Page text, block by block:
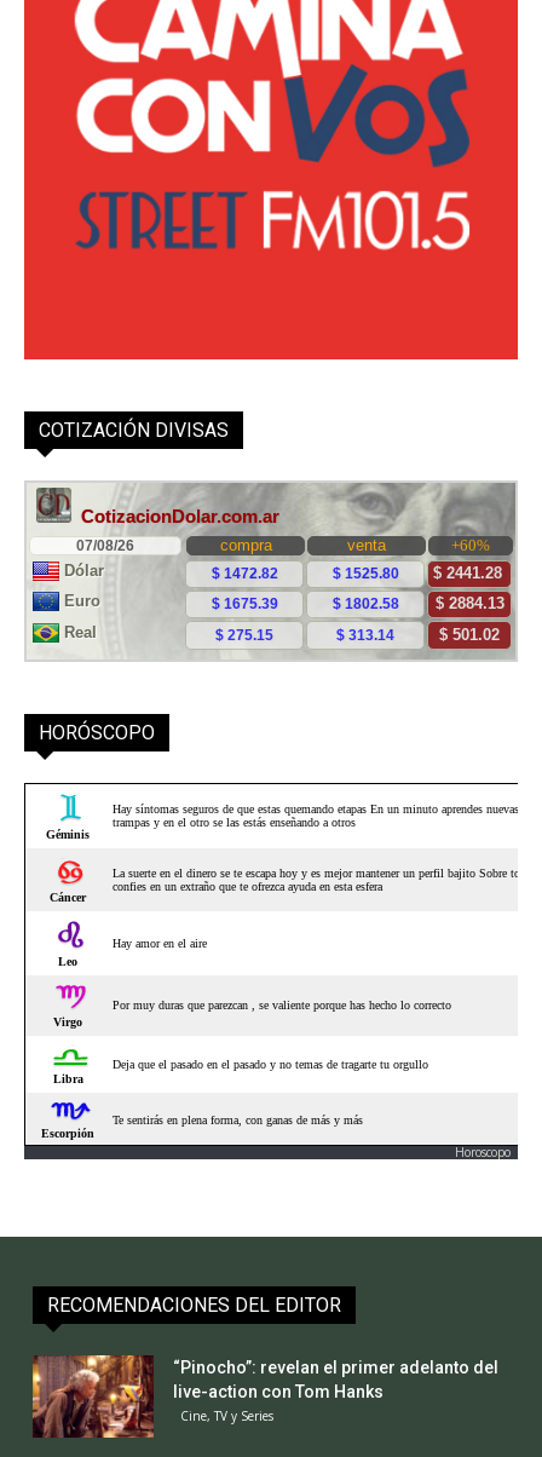
COTIZACIÓN DIVISAS
HORÓSCOPO
Horoscopo
RECOMENDACIONES DEL EDITOR
“Pinocho”: revelan el primer adelanto del
live-action con Tom Hanks
Cine, TV y Series